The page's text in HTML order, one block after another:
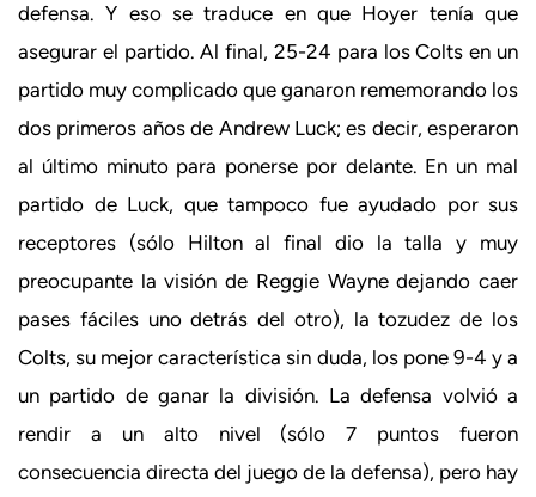
defensa. Y eso se traduce en que Hoyer tenía que
asegurar el partido. Al final, 25-24 para los Colts en un
partido muy complicado que ganaron rememorando los
dos primeros años de Andrew Luck; es decir, esperaron
al último minuto para ponerse por delante. En un mal
partido de Luck, que tampoco fue ayudado por sus
receptores (sólo Hilton al final dio la talla y muy
preocupante la visión de Reggie Wayne dejando caer
pases fáciles uno detrás del otro), la tozudez de los
Colts, su mejor característica sin duda, los pone 9-4 y a
un partido de ganar la división. La defensa volvió a
rendir a un alto nivel (sólo 7 puntos fueron
consecuencia directa del juego de la defensa), pero hay